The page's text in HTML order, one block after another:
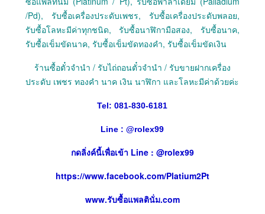
/Pd), รับซื้อเครื่องประดับเพชร, รับซื้อเครื่องประดับพลอย,
รับซื้อโลหะมีค่าทุกชนิด, รับซื้อนาฬิกามือสอง, รับซื้อนาค,
รับซื้อเข็มขัดนาค, รับซื้อเข็มขัดทองคำ, รับซื้อเข็มขัดเงิน
ร้านซื้อตั๋วจำนำ / รับไถ่ถอนตั๋วจำนำ / รับขายฝากเครื่อง
ประดับ เพชร ทองคำ นาค เงิน นาฬิกา และโลหะมีค่าด้วยค่ะ
Tel: 081-830-6181
Line : @rolex99
กดลิ่งค์นี้เพื่อเข้า Line : @rolex99
https://www.facebook.com/Platium2Pt
www.รับซื้อแพลตินั่ม.com